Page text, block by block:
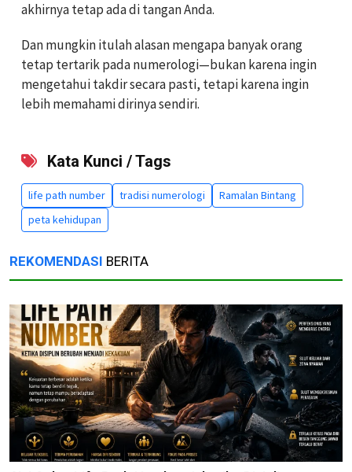
akhirnya tetap ada di tangan Anda.
Dan mungkin itulah alasan mengapa banyak orang
tetap tertarik pada numerologi—bukan karena ingin
mengetahui takdir secara pasti, tetapi karena ingin
lebih memahami dirinya sendiri.
Kata Kunci / Tags
life path number tradisi numerologi
Ramalan Bintang
peta kehidupan
REKOMENDASI BERITA